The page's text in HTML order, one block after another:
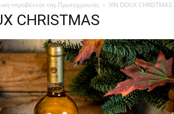
«προβέντα» της Πρωτοχρονιάς VIN DOUX CHRISTMAS
CHRISTMAS